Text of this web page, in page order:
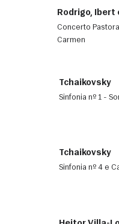
Rodrigo, Ibert
Concerto
Carmen
Tchaikovsky
Sinfonia nº 1 -
Tchaikovsky
Sinfonia nº 4 e